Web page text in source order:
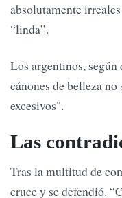
absolutamente
“linda”.
Los argentinos,
cánones de belleza
excesivos".
Las
Tras la multitud de
cruce y se defendió.